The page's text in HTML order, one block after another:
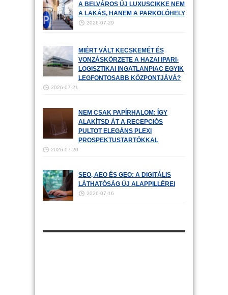
A BELVÁROS ÚJ LUXUSCIKKE NEM
A LAKÁS, HANEM A PARKOLÓHELY
2026-07-29
MIÉRT VÁLT KECSKEMÉT ÉS
VONZÁSKÖRZETE A HAZAI IPARI-
LOGISZTIKAI INGATLANPIAC EGYIK
LEGFONTOSABB KÖZPONTJÁVÁ?
2026-07-21
NEM CSAK PAPÍRHALOM: ÍGY
ALAKÍTSD ÁT A RECEPCIÓS
PULTOT ELEGÁNS PLEXI
PROSPEKTUSTARTÓKKAL
2026-07-20
SEO, AEO ÉS GEO: A DIGITÁLIS
LÁTHATÓSÁG ÚJ ALAPPILLÉREI
2026-07-16